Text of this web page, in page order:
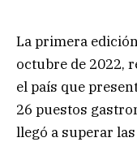
La primera
octubre de 2022,
el país que
26 puestos
llegó a superar